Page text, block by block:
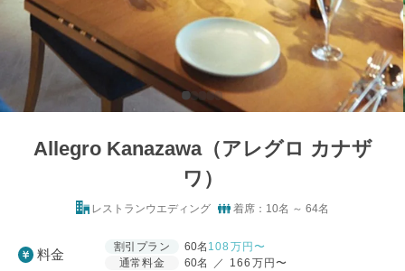
Allegro Kanazawa（アレグロ カナザ
ワ）
レストランウエディング 着席：10名 ～ 64名
料金
割引プラン 60名 108 万円〜
通常料金
60名 ／ 166万円〜